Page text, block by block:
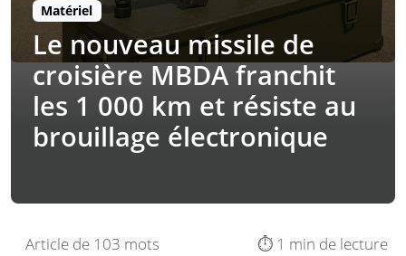
Matériel
Le nouveau missile de
croisière MBDA franchit
les 1 000 km et résiste au
brouillage électronique
Article de 103 mots ⏱️ 1 min de lecture